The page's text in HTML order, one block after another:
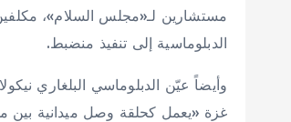
مستشارين لـ«مجلس السلام»، مكلفين
الدبلوماسية إلى تنفيذ منضبط.
وأيضاً عيّن الدبلوماسي البلغاري
غزة «يعمل كحلقة وصل ميدانية بين